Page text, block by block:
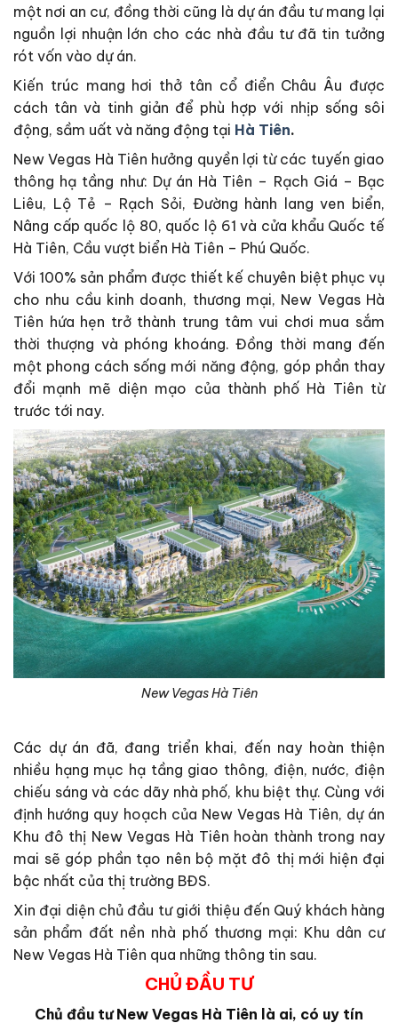
một nơi an cư, đồng thời cũng là dự án đầu tư mang lại
nguồn lợi nhuận lớn cho các nhà đầu tư đã tin tưởng
rót vốn vào dự án.
Kiến trúc mang hơi thở tân cổ điển Châu Âu được
cách tân và tinh giản để phù hợp với nhịp sống sôi
động, sầm uất và năng động tại Hà Tiên.
New Vegas Hà Tiên hưởng quyền lợi từ các tuyến giao
thông hạ tầng như: Dự án Hà Tiên – Rạch Giá – Bạc
Liêu, Lộ Tẻ – Rạch Sỏi, Đường hành lang ven biển,
Nâng cấp quốc lộ 80, quốc lộ 61 và cửa khẩu Quốc tế
Hà Tiên, Cầu vượt biển Hà Tiên – Phú Quốc.
Với 100% sản phẩm được thiết kế chuyên biệt phục vụ
cho nhu cầu kinh doanh, thương mại, New Vegas Hà
Tiên hứa hẹn trở thành trung tâm vui chơi mua sắm
thời thượng và phóng khoáng. Đồng thời mang đến
một phong cách sống mới năng động, góp phần thay
đổi mạnh mẽ diện mạo của thành phố Hà Tiên từ
trước tới nay.
New Vegas Hà Tiên
Các dự án đã, đang triển khai, đến nay hoàn thiện
nhiều hạng mục hạ tầng giao thông, điện, nước, điện
chiếu sáng và các dãy nhà phố, khu biệt thự. Cùng với
định hướng quy hoạch của New Vegas Hà Tiên, dự án
Khu đô thị New Vegas Hà Tiên hoàn thành trong nay
mai sẽ góp phần tạo nên bộ mặt đô thị mới hiện đại
bậc nhất của thị trường BĐS.
Xin đại diện chủ đầu tư giới thiệu đến Quý khách hàng
sản phẩm đất nền nhà phố thương mại: Khu dân cư
New Vegas Hà Tiên qua những thông tin sau.
CHỦ ĐẦU TƯ
Chủ đầu tư New Vegas Hà Tiên là ai, có uy tín